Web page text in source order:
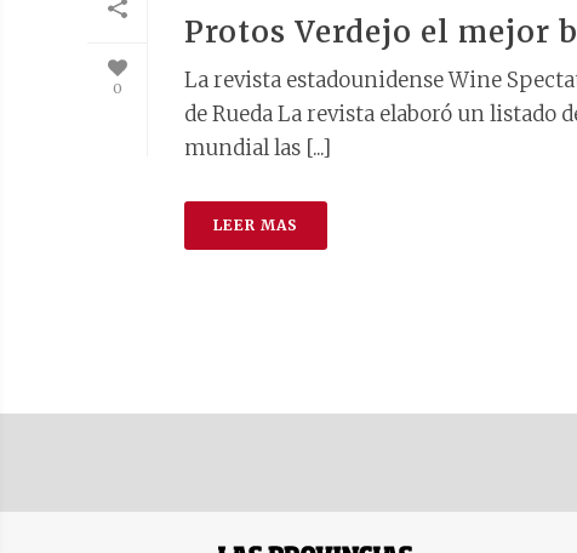
0
Protos Verdejo el mejor
La revista estadounidense Wine
de Rueda La revista elaboró un listado
mundial las [...]
LEER MAS